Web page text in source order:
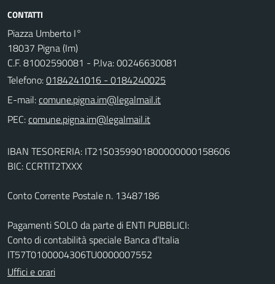
CONTATTI
Piazza Umberto I°
18037 Pigna (Im)
C.F. 81002590081 - P.Iva: 00246630081
Telefono:0184241016 - 0184240025
E-mail:
PEC:
IBAN TESORERIA: IT21S0359901800000000158606
BIC: CCRTIT2TXXX
Conto Corrente Postale n. 13487186
Pagamenti SOLO da parte di ENTI PUBBLICI:
Conto di contabilità speciale Banca d’Italia
IT57T0100004306TU0000007552
Uffici e orari